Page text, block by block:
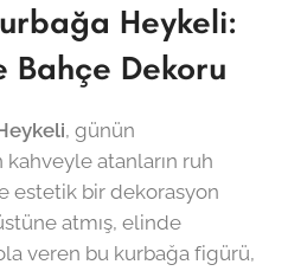
Heykeli:
Bahçe Dekoru
, günün
atanların ruh
estetik bir dekorasyon
atmış, elinde
veren bu kurbağa figürü,